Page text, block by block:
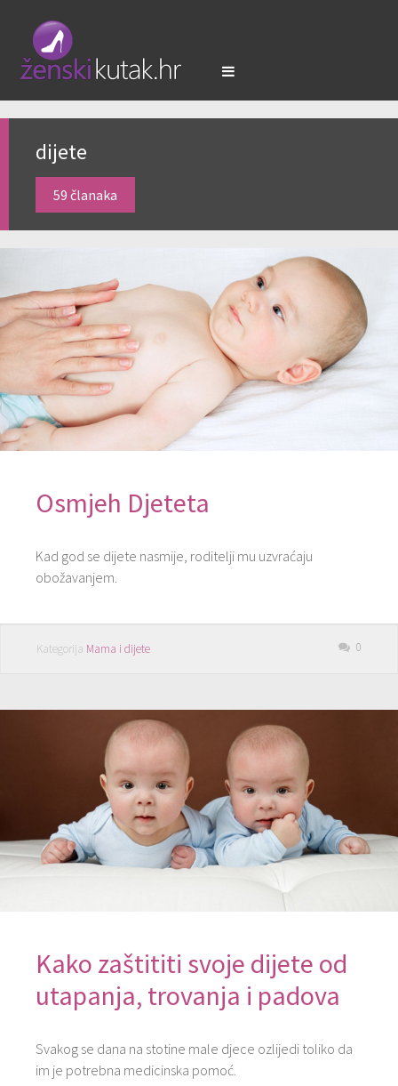
dijete
59 članaka
Osmjeh Djeteta
Kad god se dijete nasmije, roditelji mu uzvraćaju
obožavanjem.
Kategorija Mama i dijete 0
Kako zaštititi svoje dijete od
utapanja, trovanja i padova
Svakog se dana na stotine male djece ozlijedi toliko da
im je potrebna medicinska pomoć.